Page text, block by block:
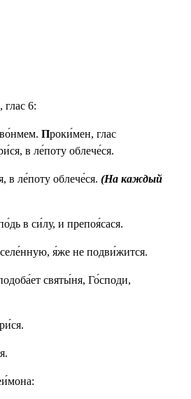
6:
Проки́мен, глас
в ле́поту облече́ся.
в ле́поту облече́ся. (На каждый
в си́лу, и препоя́сася.
я́же не подви́жится.
святы́ня, Го́споди,